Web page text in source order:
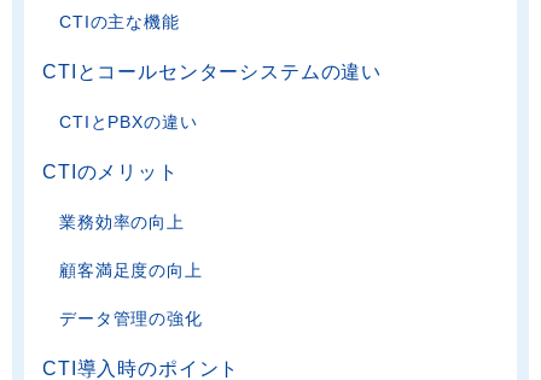
CTIの主な機能
CTIとコールセンターシステムの違い
CTIとPBXの違い
CTIのメリット
業務効率の向上
顧客満足度の向上
データ管理の強化
CTI導入時のポイント